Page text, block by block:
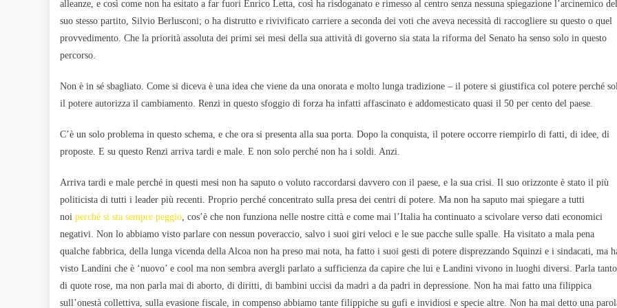
alleanze, e così come non ha esitato a far fuori Enrico Letta, così ha risdoganato e rimesso al centro senza nessuna spiegazione l’arcinemico del
suo stesso partito, Silvio Berlusconi; o ha distrutto e rivivificato carriere a seconda dei voti che aveva necessità di raccogliere su questo o quel
provvedimento. Che la priorità assoluta dei primi sei mesi della sua attività di governo sia stata la riforma del Senato ha senso solo in questo
percorso.
Non è in sé sbagliato. Come si diceva è una idea che viene da una onorata e molto lunga tradizione – il potere si giustifica col potere perché
il potere autorizza il cambiamento. Renzi in questo sfoggio di forza ha infatti affascinato e addomesticato quasi il 50 per cento del paese.
C’è un solo problema in questo schema, e che ora si presenta alla sua porta. Dopo la conquista, il potere occorre riempirlo di fatti, di idee, di
proposte. E su questo Renzi arriva tardi e male. E non solo perché non ha i soldi. Anzi.
Arriva tardi e male perché in questi mesi non ha saputo o voluto raccordarsi davvero con il paese, e la sua crisi. Il suo orizzonte è stato il più
politicista di tutti i leader più recenti. Proprio perché concentrato sulla presa dei centri di potere. Ma non ha saputo mai spiegare a tutti
noi perché si sta sempre peggio , cos’è che non funziona nelle nostre città e come mai l’Italia ha continuato a scivolare verso dati economici
negativi. Non lo abbiamo visto parlare con nessun poveraccio, salvo i suoi giri veloci e le sue pacche sulle spalle. Ha visitato a mala pena
qualche fabbrica, della lunga vicenda della Alcoa non ha preso mai nota, ha fatto i suoi gesti di potere disprezzando Squinzi e i sindacati, ma
visto Landini che è ‘nuovo’ e cool ma non sembra avergli parlato a sufficienza da capire che lui e Landini vivono in luoghi diversi. Parla tanto
di quote rose, ma non parla mai di aborto, di diritti, di bambini uccisi da madri a da padri in depressione. Non ha mai fatto una filippica
sull’onestà collettiva, sulla evasione fiscale, in compenso abbiamo tante filippiche su gufi e invidiosi e specie altre. Non ha mai detto una